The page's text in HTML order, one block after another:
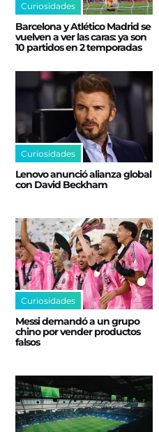
Curiosidades
Barcelona y Atlético Madrid se
vuelven a ver las caras: ya son
10 partidos en 2 temporadas
Curiosidades
Lenovo anunció alianza global
con David Beckham
Curiosidades
Messi demandó a un grupo
chino por vender productos
falsos